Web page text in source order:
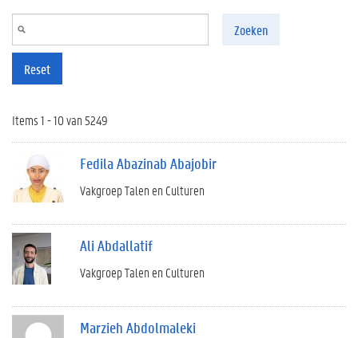
Zoeken
Reset
Items 1 - 10 van 5249
Fedila Abazinab Abajobir
Vakgroep Talen en Culturen
Ali Abdallatif
Vakgroep Talen en Culturen
Marzieh Abdolmaleki